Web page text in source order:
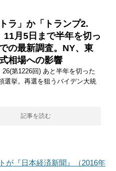
トラ」か「トランプ2.
11月5日まで半年を切っ
の最新調査。NY、東
相場への影響
26(第1226回) あと半年を切った
選挙。再選を狙うバイデン大統
記事を読む
が『日本経済新聞』（2016年